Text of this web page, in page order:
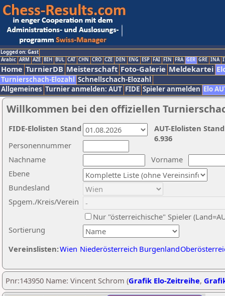
Logged on: Gast
Arabic ARM AZE BIH BUL CAT CHN CRO CZE DEN ENG ESP FAI FIN FRA GER GRE INA
Home TurnierDB Meisterschaft Foto-Galerie Meldekartei
Turnierschach-Elozahl Schnellschach-Elozahl
Allgemeines Turnier anmelden: AUT FIDE Spieler anmelden Elo
Willkommen bei den offiziellen
Nachname
Vorname
Ebene
Sortierung
Personennummer
Bundesland
Spgem./Kreis/Verein
Nur "österreichische" Spieler
Vereinslisten:Wien Niederösterreich Burgenland
AUT-Elolisten
6.936
FIDE-Elolisten Stand
Pnr:143950 Name: Vincent Schrom (Grafik Elo-Zeitreihe,